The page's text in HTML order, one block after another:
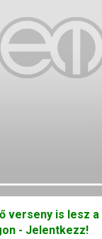
verseny is lesz a
- Jelentkezz!